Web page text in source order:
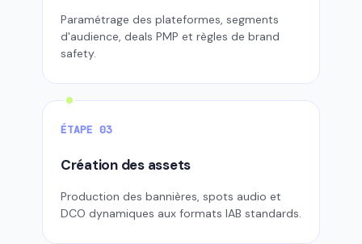
Paramétrage des plateformes, segments
d'audience, deals PMP et règles de brand
safety.
ÉTAPE 03
Création des assets
Production des bannières, spots audio et
DCO dynamiques aux formats IAB standards.